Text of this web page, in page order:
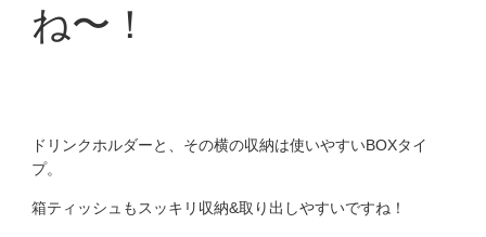
ね〜！
ドリンクホルダーと、その横の収納は使いやすいBOXタイ
プ。
箱ティッシュもスッキリ収納&取り出しやすいですね！